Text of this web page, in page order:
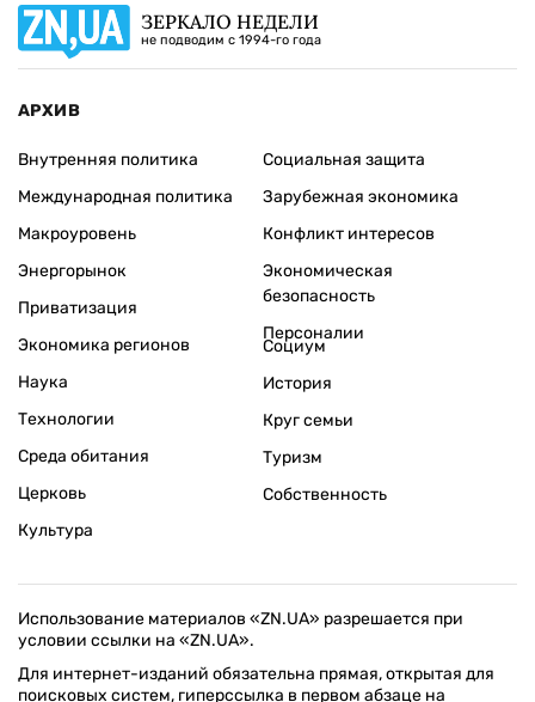
ЗЕРКАЛО НЕДЕЛИ
не подводим с 1994-го года
АРХИВ
Внутренняя политика
Международная политика
Макроуровень
Энергорынок
Приватизация
Экономика регионов
Социальная защита
Зарубежная экономика
Конфликт интересов
Экономическая
безопасность
Персоналии
Наука
Технологии
Среда обитания
Церковь
Культура
Социум
История
Круг семьи
Туризм
Собственность
Использование материалов «ZN.UA» разрешается при
условии ссылки на «ZN.UA».
Для интернет-изданий обязательна прямая, открытая для
поисковых систем, гиперссылка в первом абзаце на